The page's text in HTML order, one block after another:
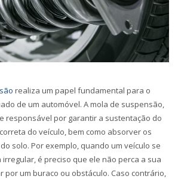
realiza um papel fundamental para o
de um automóvel. A mola de suspensão,
responsável por garantir a sustentação do
do veículo, bem como absorver os
solo. Por exemplo, quando um veículo se
é preciso que ele não perca a sua
por um buraco ou obstáculo. Caso contrário,